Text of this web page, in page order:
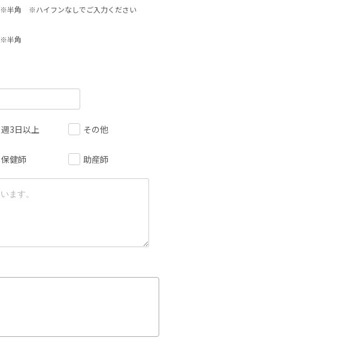
※半角 ※ハイフンなしでご入力ください
※半角
週3日以上 その他
保健師 助産師